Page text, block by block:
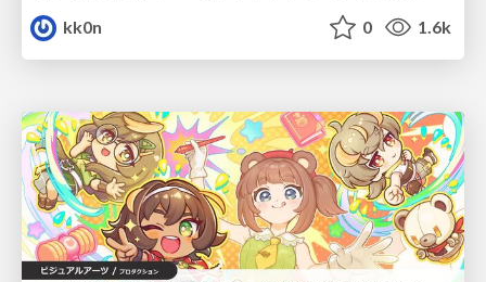
kk0n
0 1.6k